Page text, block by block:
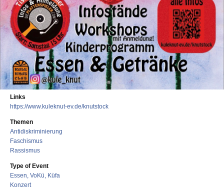
Links
https://www.kuleknut-ev.de/knutstock
Themen
Antidiskriminierung
Faschismus
Rassismus
Type of Event
Essen, VoKü, Küfa
Konzert